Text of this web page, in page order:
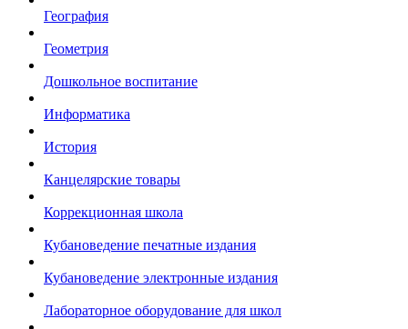
География
Геометрия
Дошкольное воспитание
Информатика
История
Канцелярские товары
Коррекционная школа
Кубановедение печатные издания
Кубановедение электронные издания
Лабораторное оборудование для школ